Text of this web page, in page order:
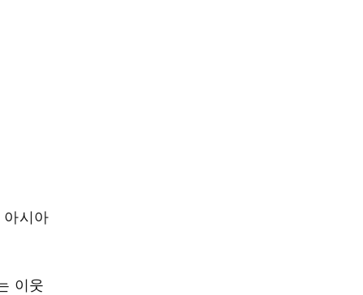
시아
이웃